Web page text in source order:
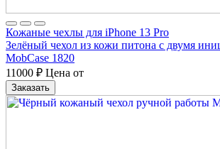
Кожаные чехлы для iPhone 13 Pro
Зелёный чехол из кожи питона с двумя
MobCase 1820
11000 ₽ Цена от
Заказать